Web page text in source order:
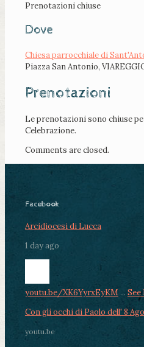
Prenotazioni chiuse
Dove
Chiesa parrocchiale di
Piazza San Antonio,
Prenotazioni
Le prenotazioni sono chiuse
Celebrazione.
Comments are closed.
Facebook
Arcidiocesi di Lucca
1 day ago
youtu.be/XK6YyrxEyKM ...
Con gli occhi di Paolo dell' 8
youtu.be